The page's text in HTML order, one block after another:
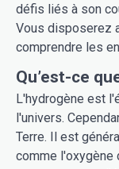
défis liés à son
Vous disposerez
comprendre les
Qu’est-ce
L'hydrogène est
l'univers.
Terre. Il est
comme l'oxygène